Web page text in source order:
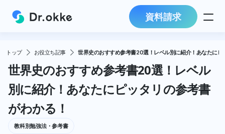
資料請求
トップ お役立ち記事 世界史のおすすめ参考書20選！レベル別に紹介！あなたに
世界史のおすすめ参考書20選！レベル
別に紹介！あなたにピッタリの参考書
がわかる！
教科別勉強法・参考書